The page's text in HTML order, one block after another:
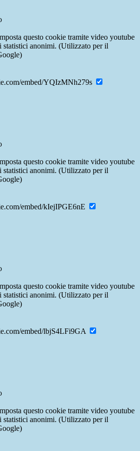
questo cookie tramite video youtube
statistici anonimi. (Utilizzato per il
embed/YQIzMNh279s
questo cookie tramite video youtube
statistici anonimi. (Utilizzato per il
embed/kIejIPGE6nE
questo cookie tramite video youtube
statistici anonimi. (Utilizzato per il
embed/lbjS4LFi9GA
questo cookie tramite video youtube
statistici anonimi. (Utilizzato per il